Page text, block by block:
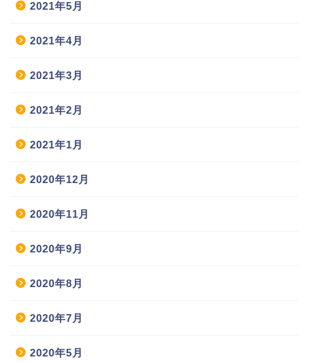
2021年5月
2021年4月
2021年3月
2021年2月
2021年1月
2020年12月
2020年11月
2020年9月
2020年8月
2020年7月
2020年5月